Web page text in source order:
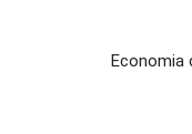
Economia